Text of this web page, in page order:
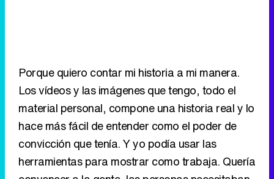
Porque quiero contar mi historia a mi manera.
Los vídeos y las imágenes que tengo, todo el
material personal, compone una historia real y lo
hace más fácil de entender como el poder de
convicción que tenía. Y yo podía usar las
herramientas para mostrar como trabaja. Quería